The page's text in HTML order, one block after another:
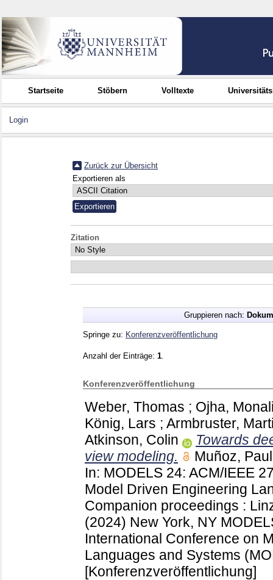
Startseite Stöbern Volltexte
Login
Zurück zur Übersicht
Exportieren als
Zitation
Gruppieren nach:
Springe zu: Konferenzveröffentlichung
Anzahl der Einträge: 1
Konferenzveröffentlichung
Weber, Thomas ; Ojha,
König, Lars ; Armbruster,
Atkinson, Colin
Towards
view modeling.
Muñoz,
In: MODELS 24: ACM/IEEE
Model Driven Engineering
Companion proceedings :
(2024) New York, NY
International Conference on
Languages and Systems
[Konferenzveröffentlichung]